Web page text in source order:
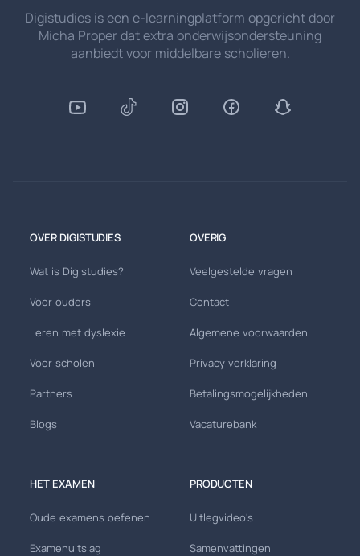
Digistudies is een e-learningplatform opgericht door
Micha Proper dat extra onderwijsondersteuning
aanbiedt voor middelbare scholieren.
OVER DIGISTUDIES
Wat is Digistudies?
Voor ouders
Leren met dyslexie
Voor scholen
Partners
Blogs
OVERIG
Veelgestelde vragen
Contact
Algemene voorwaarden
Privacy verklaring
Betalingsmogelijkheden
Vacaturebank
HET EXAMEN
Oude examens oefenen
Examenuitslag
PRODUCTEN
Uitlegvideo's
Samenvattingen